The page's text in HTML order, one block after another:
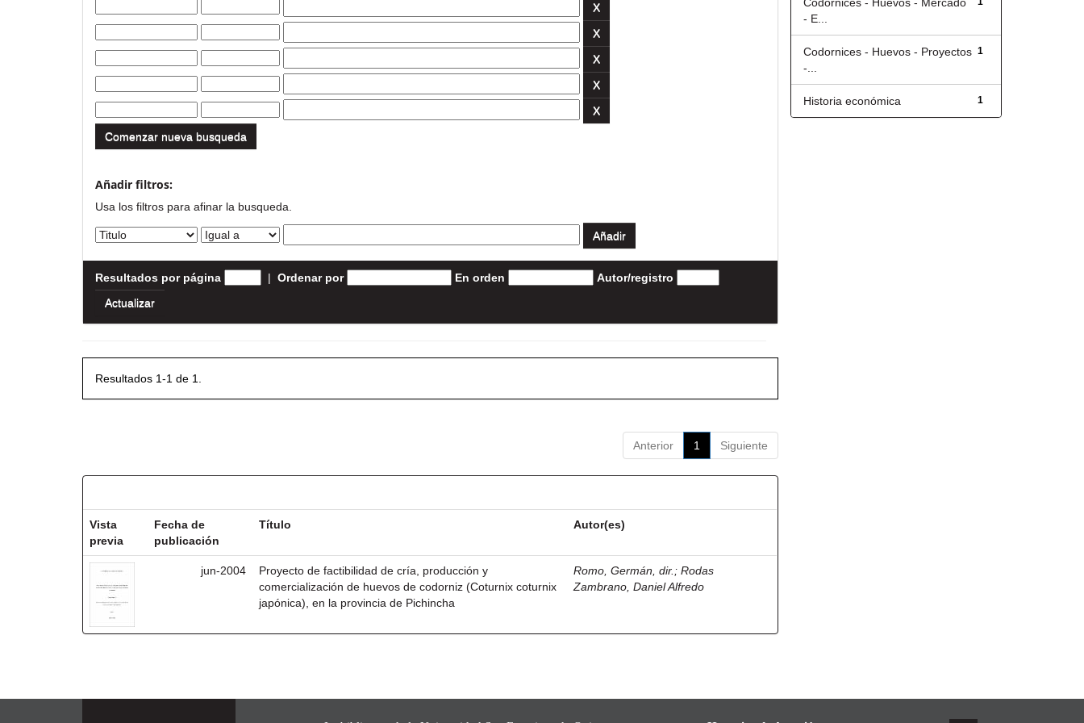
Comenzar nueva busqueda
Añadir filtros:
Usa los filtros para afinar la busqueda.
Resultados por página | Ordenar por En orden Autor/registro
Resultados 1-1 de 1.
Anterior 1 Siguiente
Vista
previa
Fecha de
publicación
Título Autor(es)
jun-2004
Proyecto de factibilidad de cría, producción y
comercialización de huevos de codorniz (Coturnix coturnix
japónica), en la provincia de Pichincha
Romo, Germán, dir. ;Rodas
Zambrano, Daniel Alfredo
- E...
1
Codornices - Huevos - Proyectos
-...
1
Historia económica